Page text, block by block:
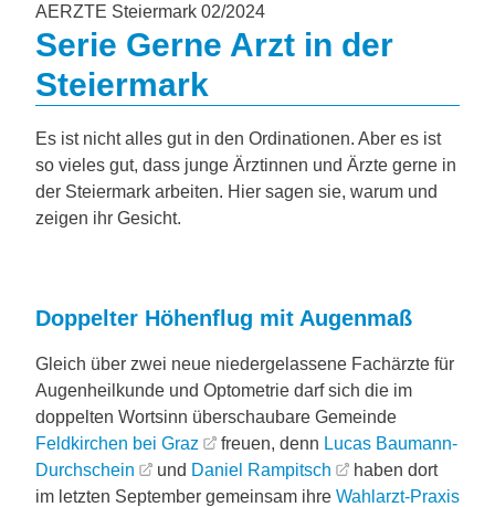
AERZTE Steiermark 02/2024
Serie Gerne Arzt in der
Steiermark
Es ist nicht alles gut in den Ordinationen. Aber es ist
so vieles gut, dass junge Ärztinnen und Ärzte gerne in
der Steiermark arbeiten. Hier sagen sie, warum und
zeigen ihr Gesicht.
Doppelter Höhenflug mit Augenmaß
Gleich über zwei neue niedergelassene Fachärzte für
Augenheilkunde und Optometrie darf sich die im
doppelten Wortsinn überschaubare Gemeinde
Feldkirchen bei Graz
freuen, denn Lucas Baumann-
Durchschein
und Daniel Rampitsch
haben dort
im letzten September gemeinsam ihre Wahlarzt-Praxis